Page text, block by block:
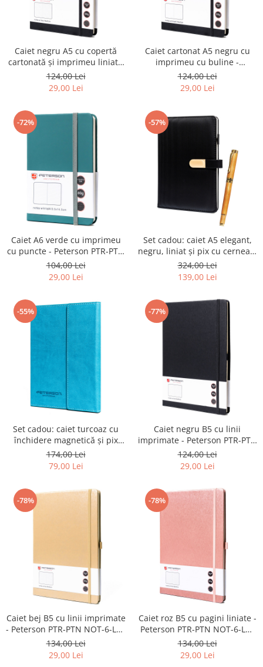
Caiet negru A5 cu copertă
cartonată și imprimeu liniat -
Peterson PTR-PTN NOT-6-LN-
52-9034
124,00 Lei
29,00 Lei
Caiet cartonat A5 negru cu
imprimeu cu buline -
Peterson PTR-PTN NOT-6-KP-
52-9195
124,00 Lei
29,00 Lei
-72%
Caiet A6 verde cu imprimeu
cu puncte - Peterson PTR-PTN
NOT-6-KP-54-9294
104,00 Lei
29,00 Lei
-57%
Set cadou: caiet A5 elegant,
negru, liniat și pix cu cerneală
neagră - Peterson PTR-PTN
339-NOT-2-3798 B
324,00 Lei
139,00 Lei
-55%
Set cadou: caiet turcoaz cu
închidere magnetică și pix
negru - Peterson PTR-PTN 88-
NOT-7-6331 TU
174,00 Lei
79,00 Lei
-77%
Caiet negru B5 cu linii
imprimate - Peterson PTR-PTN
NOT-6-LN-Q1 BLAC
124,00 Lei
29,00 Lei
-78%
Caiet bej B5 cu linii imprimate
- Peterson PTR-PTN NOT-6-LN-
Q1-8662
134,00 Lei
29,00 Lei
-78%
Caiet roz B5 cu pagini liniate -
Peterson PTR-PTN NOT-6-LN-
Q1-8709
134,00 Lei
29,00 Lei